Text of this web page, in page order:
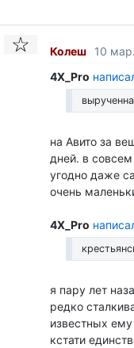
Колеш
10
4X_Pro
на Авито за
дней. в
угодно даже
очень
4X_Pro
я пару лет
редко
известных
кстати